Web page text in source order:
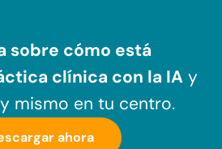
sobre cómo está
clínica con la IA y
mismo en tu centro.
ahora